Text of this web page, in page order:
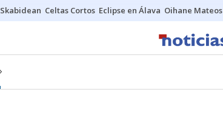
Skabidean Celtas Cortos Eclipse en Álava Oihane Mateos